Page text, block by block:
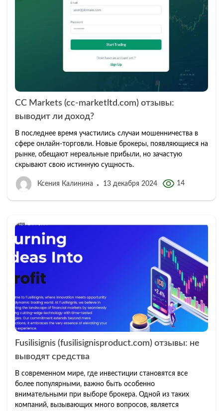
CC Markets (cc-marketltd.com) отзывы:
выводит ли доход?
В последнее время участились случаи мошенничества в
сфере онлайн-торговли. Новые брокеры, появляющиеся на
рынке, обещают нереальные прибыли, но зачастую
скрывают свою истинную сущность.
Ксения Калинина 13 декабря 2024 14
Fusilisignis (fusilisignisproduct.com) отзывы: не
выводят средства
В современном мире, где инвестиции становятся все
более популярными, важно быть особенно
внимательными при выборе брокера. Одной из таких
компаний, вызывающих много вопросов, является